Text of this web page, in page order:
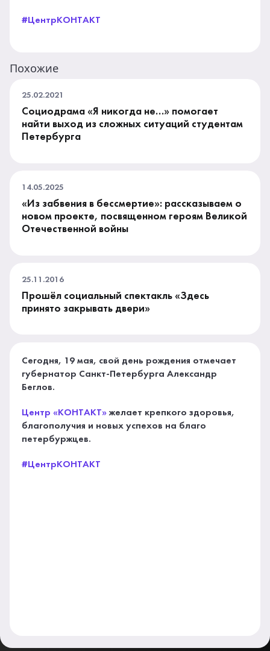
#ЦентрКОНТАКТ
Похожие
25.02.2021
Социодрама «Я никогда не…» помогает
найти выход из сложных ситуаций студентам
Петербурга
14.05.2025
«Из забвения в бессмертие»: рассказываем о
новом проекте, посвященном героям Великой
Отечественной войны
25.11.2016
Прошёл социальный спектакль «Здесь
принято закрывать двери»
Сегодня, 19 мая, свой день рождения отмечает
губернатор Санкт-Петербурга Александр
Беглов.
Центр «КОНТАКТ»желает крепкого здоровья,
благополучия и новых успехов на благо
петербуржцев.
#ЦентрКОНТАКТ